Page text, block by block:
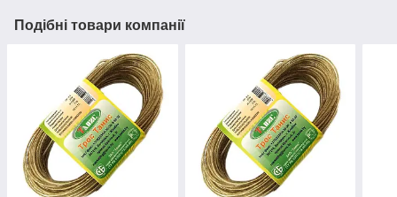
Подібні товари компанії